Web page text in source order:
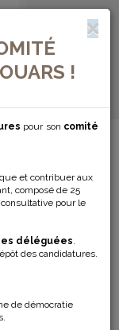
!
pour son comité
et contribuer aux
composé de 25
pour le
déléguées.
des candidatures.
de démocratie